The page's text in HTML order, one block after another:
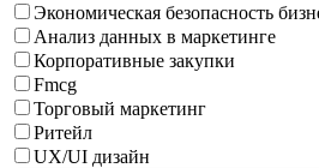
Экономическая безопасность
Анализ данных в маркетинге
Корпоративные закупки
Fmcg
Торговый маркетинг
Ритейл
UX/UI дизайн